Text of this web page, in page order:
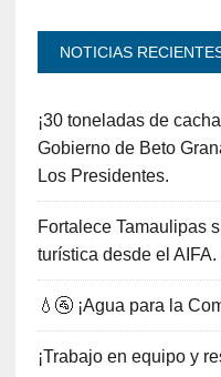
NOTICIAS
¡30 toneladas de
Gobierno de Beto
Los Presidentes.
Fortalece Tamaulipas
turística desde el AIFA.
💧🚰 ¡Agua para la
¡Trabajo en equipo y